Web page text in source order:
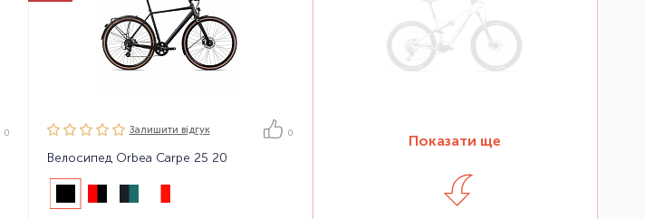
0 Залишити вiдгук 0
Велосипед Orbea Carpe 25 20
Показати ще